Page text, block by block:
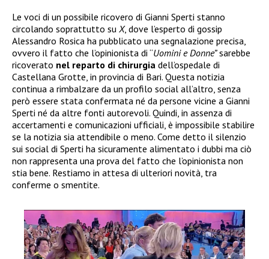
Le voci di un possibile ricovero di Gianni Sperti stanno
circolando soprattutto su X, dove l’esperto di gossip
Alessandro Rosica ha pubblicato una segnalazione precisa,
ovvero il fatto che l’opinionista di “Uomini e Donne”sarebbe
ricoverato nel reparto di chirurgia dell’ospedale di
Castellana Grotte, in provincia di Bari. Questa notizia
continua a rimbalzare da un profilo social all’altro, senza
però essere stata confermata né da persone vicine a Gianni
Sperti né da altre fonti autorevoli. Quindi, in assenza di
accertamenti e comunicazioni ufficiali, è impossibile stabilire
se la notizia sia attendibile o meno. Come detto il silenzio
sui social di Sperti ha sicuramente alimentato i dubbi ma ciò
non rappresenta una prova del fatto che l’opinionista non
stia bene. Restiamo in attesa di ulteriori novità, tra
conferme o smentite.